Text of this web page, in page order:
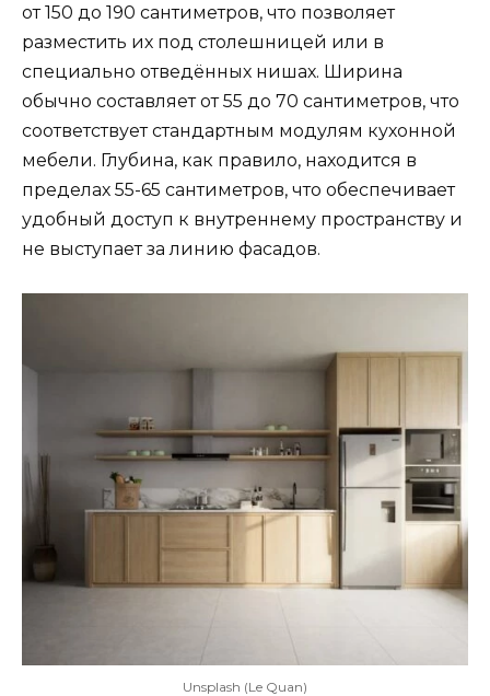
от 150 до 190 сантиметров, что позволяет
разместить их под столешницей или в
специально отведённых нишах. Ширина
обычно составляет от 55 до 70 сантиметров, что
соответствует стандартным модулям кухонной
мебели. Глубина, как правило, находится в
пределах 55-65 сантиметров, что обеспечивает
удобный доступ к внутреннему пространству и
не выступает за линию фасадов.
Unsplash (Le Quan)